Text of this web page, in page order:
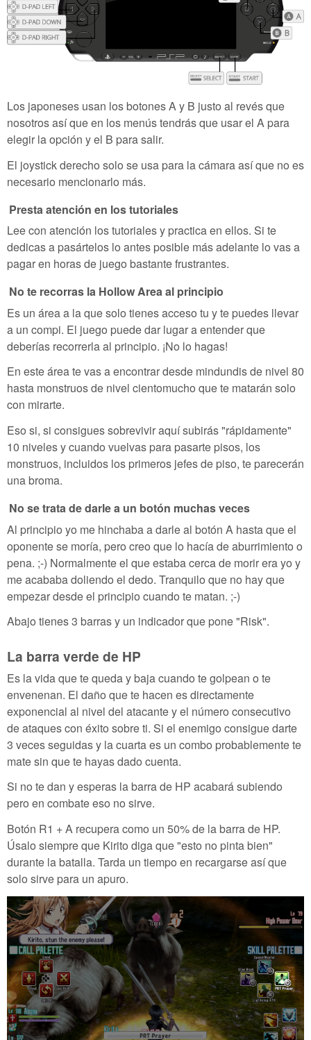
Los japoneses usan los botones A y B justo al revés que
nosotros así que en los menús tendrás que usar el A para
elegir la opción y el B para salir.
El joystick derecho solo se usa para la cámara así que no es
necesario mencionarlo más.
Presta atención en los tutoriales
Lee con atención los tutoriales y practica en ellos. Si te
dedicas a pasártelos lo antes posible más adelante lo vas a
pagar en horas de juego bastante frustrantes.
No te recorras la Hollow Area al principio
Es un área a la que solo tienes acceso tu y te puedes llevar
a un compi. El juego puede dar lugar a entender que
deberías recorrerla al principio. ¡No lo hagas!
En este área te vas a encontrar desde mindundis de nivel 80
hasta monstruos de nivel cientomucho que te matarán solo
con mirarte.
Eso si, si consigues sobrevivir aquí subirás "rápidamente"
10 niveles y cuando vuelvas para pasarte pisos, los
monstruos, incluidos los primeros jefes de piso, te parecerán
una broma.
No se trata de darle a un botón muchas veces
Al principio yo me hinchaba a darle al botón A hasta que el
oponente se moría, pero creo que lo hacía de aburrimiento o
pena. ;-) Normalmente el que estaba cerca de morir era yo y
me acababa doliendo el dedo. Tranquilo que no hay que
empezar desde el principio cuando te matan. ;-)
Abajo tienes 3 barras y un indicador que pone "Risk".
La barra verde de HP
Es la vida que te queda y baja cuando te golpean o te
envenenan. El daño que te hacen es directamente
exponencial al nivel del atacante y el número consecutivo
de ataques con éxito sobre ti. Si el enemigo consigue darte
3 veces seguidas y la cuarta es un combo probablemente te
mate sin que te hayas dado cuenta.
Si no te dan y esperas la barra de HP acabará subiendo
pero en combate eso no sirve.
Botón R1 + A recupera como un 50% de la barra de HP.
Úsalo siempre que Kirito diga que "esto no pinta bien"
durante la batalla. Tarda un tiempo en recargarse así que
solo sirve para un apuro.